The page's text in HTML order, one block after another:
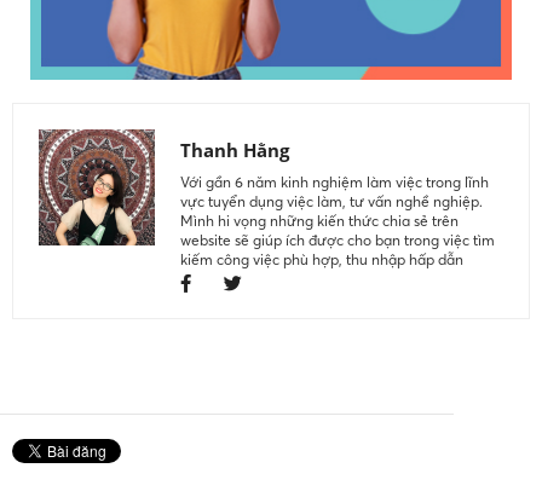
Thanh Hằng
Với gần 6 năm kinh nghiệm làm việc trong lĩnh
vực tuyển dụng việc làm, tư vấn nghề nghiệp.
Mình hi vọng những kiến thức chia sẻ trên
website sẽ giúp ích được cho bạn trong việc tìm
kiếm công việc phù hợp, thu nhập hấp dẫn